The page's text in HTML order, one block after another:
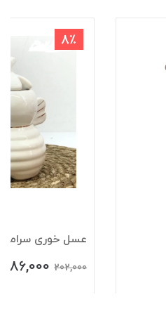
8٪
عسل خوری
202,000
186,000